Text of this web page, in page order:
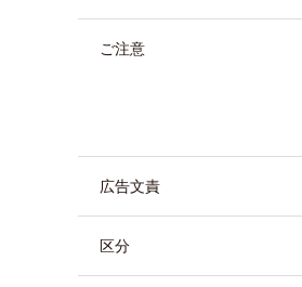
ご注意
広告文責
区分